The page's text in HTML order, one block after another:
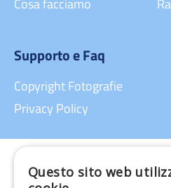
Cosa facciamo
Supporto e Faq
Copyright Fotografie
Privacy Policy
Questo sito web